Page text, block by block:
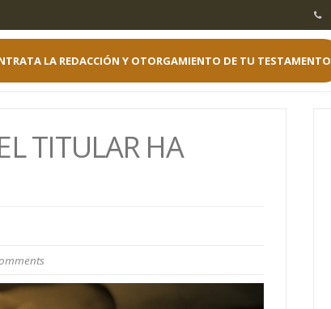
LA REDACCIÓN Y OTORGAMIENTO DE TU TESTAMENTO
TITULAR HA